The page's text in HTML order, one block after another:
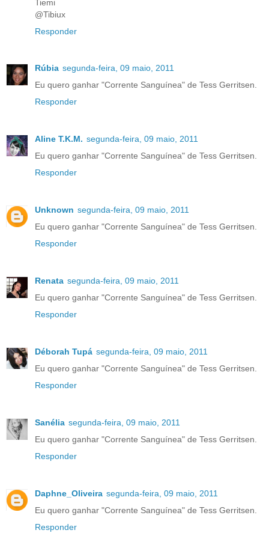
Tiemi
@Tibiux
Responder
Rúbia segunda-feira, 09 maio, 2011
Eu quero ganhar "Corrente Sanguínea" de Tess Gerritsen.
Responder
Aline T.K.M. segunda-feira, 09 maio, 2011
Eu quero ganhar "Corrente Sanguínea" de Tess Gerritsen.
Responder
Unknown segunda-feira, 09 maio, 2011
Eu quero ganhar "Corrente Sanguínea" de Tess Gerritsen.
Responder
Renata segunda-feira, 09 maio, 2011
Eu quero ganhar "Corrente Sanguínea" de Tess Gerritsen.
Responder
Déborah Tupá segunda-feira, 09 maio, 2011
Eu quero ganhar "Corrente Sanguínea" de Tess Gerritsen.
Responder
Sanélia segunda-feira, 09 maio, 2011
Eu quero ganhar "Corrente Sanguínea" de Tess Gerritsen.
Responder
Daphne_Oliveira segunda-feira, 09 maio, 2011
Eu quero ganhar "Corrente Sanguínea" de Tess Gerritsen.
Responder